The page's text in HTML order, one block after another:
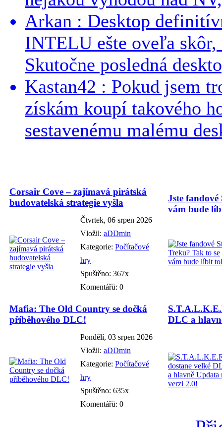
Arkan : Desktop
INTELU ešte oveľa
Skutočne posledná
Kastan42 : Pokud jsem
získám koupí takového
sestavenému malému
Corsair Cove – zajímavá pirátská
budovatelská strategie vyšla
Čtvrtek, 06 srpen 2026
Vložil: aDDmin
Kategorie: Počítačové
hry
Spuštěno: 367x
Komentářů: 0
Jste
vám bude
Mafia: The Old Country se dočká
příběhového DLC!
Pondělí, 03 srpen 2026
Vložil: aDDmin
Kategorie: Počítačové
hry
Spuštěno: 635x
Komentářů: 0
DLC a